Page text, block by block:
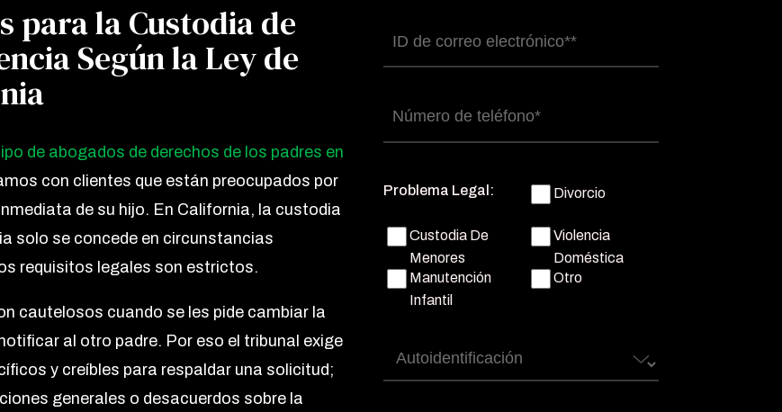
para la Custodia de
Según la Ley de
de abogados de derechos de los padres en
con clientes que están preocupados por
de su hijo. En California, la custodia
solo se concede en circunstancias
requisitos legales son estrictos.
cautelosos cuando se les pide cambiar la
al otro padre. Por eso el tribunal exige
y creíbles para respaldar una solicitud;
generales o desacuerdos sobre la
Correo
electrónico(Obligatorio)
Número
de
Problema Legal: Divorcio
Custodia De
Menores
Violencia
Doméstica
Manutención
Infantil
Otro
Autoidentificación